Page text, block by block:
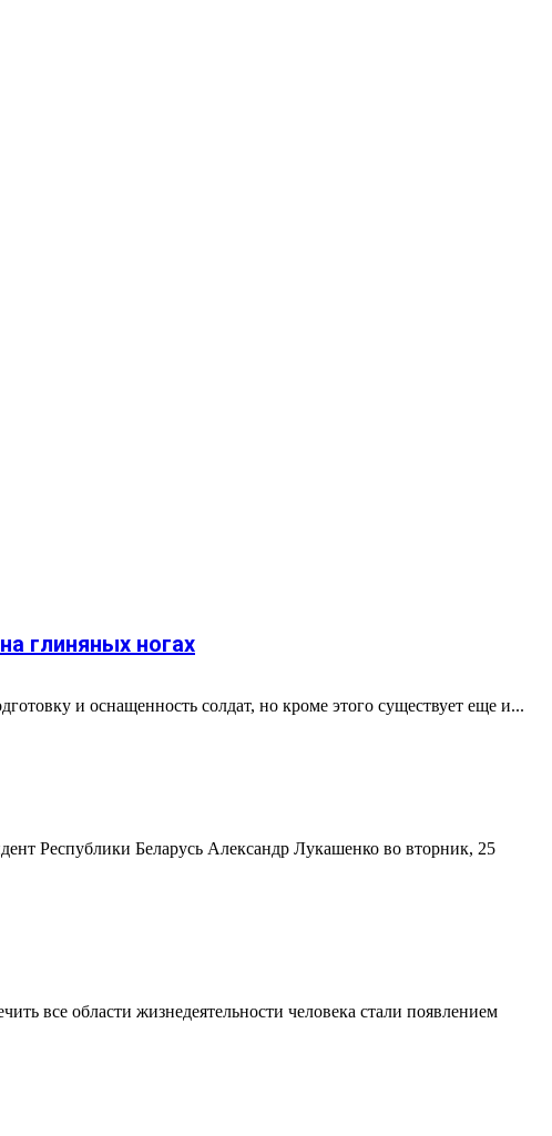
глиняных ногах
и оснащенность солдат, но кроме этого существует еще и...
Республики Беларусь Александр Лукашенко во вторник, 25
все области жизнедеятельности человека стали появлением